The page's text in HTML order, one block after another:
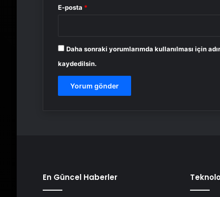
E-posta *
Daha sonraki yorumlarımda kullanılması için
kaydedilsin.
En Güncel Haberler